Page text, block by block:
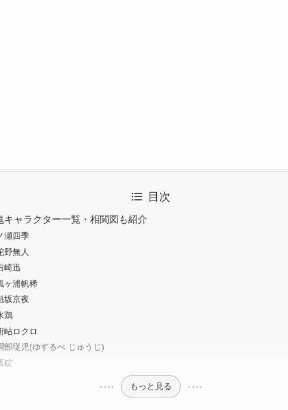
目次
キャラクター一覧・相関図も紹介
瀬四季
野無人
崎迅
ヶ浦帆稀
坂京夜
鶏
岾ロクロ
部従児(ゆするべ じゅうじ)
碇
もっと見る